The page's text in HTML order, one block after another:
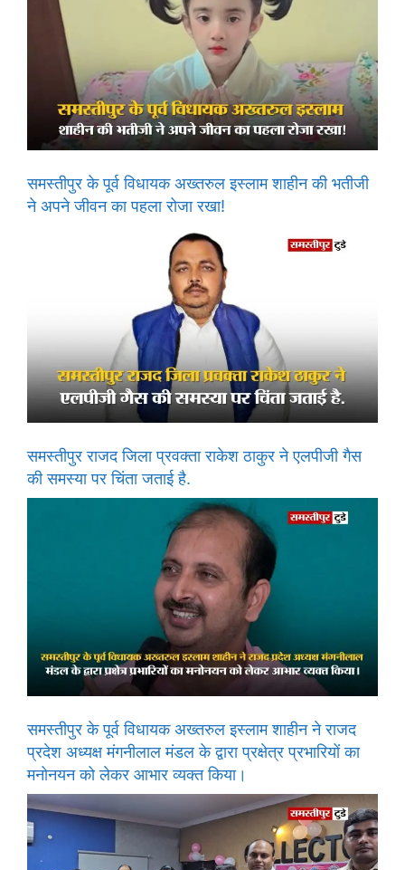
समस्तीपुर के पूर्व विधायक अख्तरुल इस्लाम शाहीन की भतीजी
ने अपने जीवन का पहला रोजा रखा!
समस्तीपुर राजद जिला प्रवक्ता राकेश ठाकुर ने एलपीजी गैस
की समस्या पर चिंता जताई है.
समस्तीपुर के पूर्व विधायक अख्तरुल इस्लाम शाहीन ने राजद
प्रदेश अध्यक्ष मंगनीलाल मंडल के द्वारा प्रक्षेत्र प्रभारियों का
मनोनयन को लेकर आभार व्यक्त किया।